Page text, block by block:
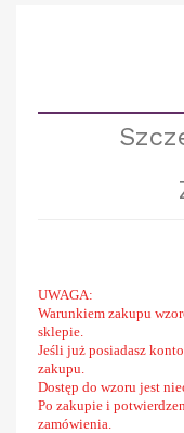
UWAGA:
Warunkiem zakupu
sklepie.
Jeśli już posiadasz
zakupu.
Dostęp do wzoru jest
Po zakupie i
zamówienia.